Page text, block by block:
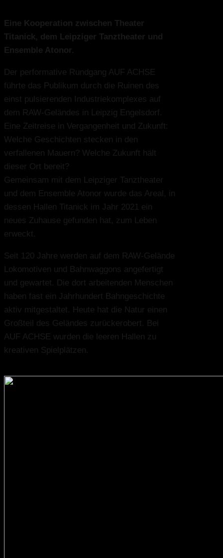
Eine Kooperation zwischen Theater
Titanick, dem Leipziger Tanztheater und
Ensemble Atonor.
Der performative Rundgang AUF ACHSE
führte das Publikum durch die Ruinen des
einst pulsierenden Industriekomplexes auf
dem RAW-Geländes in Leipzig Engelsdorf.
Eine Zeitreise in Vergangenheit und Zukunft:
Welche Geschichten stecken in den
verfallenen Mauern? Welche Zukunft hält
dieser Ort bereit?
Gemeinsam mit dem Leipziger Tanztheater
und dem Ensemble Atonor wurde das Areal, in
dessen Hallen Titanick im Jahr 2021 ein
neues Zuhause gefunden hat, zum Leben
erweckt.
Seit 120 Jahre werden auf dem RAW-Gelände
Lokomotiven und Bahnwaggons angefertigt
und gewartet. Die dort arbeitenden Menschen
haben fast ein Jahrhundert Bahngeschichte
aktiv mitgestaltet. Heute hat die Natur einen
Großteil des Geländes zurückerobert. Bei
AUF ACHSE wurden die leeren Hallen zu
kreativen Spielplätzen.